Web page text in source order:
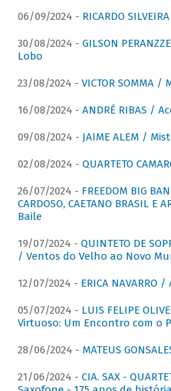
06/09/2024 - RICARDO
30/08/2024 - GILSON
Lobo
23/08/2024 - VICTOR SOMMA
16/08/2024 - ANDRÉ RIBAS /
09/08/2024 - JAIME ALEM /
02/08/2024 - QUARTETO
26/07/2024 - FREEDOM BIG
CARDOSO, CAETANO BRASIL E
Baile
19/07/2024 - QUINTETO DE
/ Ventos do Velho ao Novo
12/07/2024 - ERICA NAVARRO /
05/07/2024 - LUIS FELIPE
Virtuoso: Um Encontro com o
28/06/2024 - MATEUS
21/06/2024 - CIA. SAX -